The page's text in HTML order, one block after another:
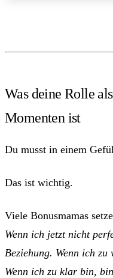
Was deine Rolle
Momenten ist
Du musst in einem
Das ist wichtig.
Viele Bonusmamas
Wenn ich jetzt nicht
Beziehung. Wenn ich
Wenn ich zu klar bin,